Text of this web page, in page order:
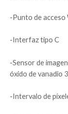
-Punto de acceso
-Interfaz tipo C
-Sensor de
óxido de vanadio
-Intervalo de